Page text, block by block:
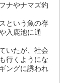
ナやナマズ釣
という魚の存
入鹿池に通
いたが、社会
行くようにな
ングに誘われ